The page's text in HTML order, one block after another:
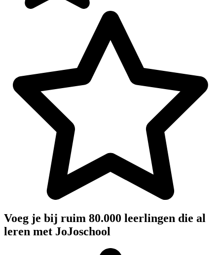
Voeg je bij ruim 80.000 leerlingen die al
leren met JoJoschool